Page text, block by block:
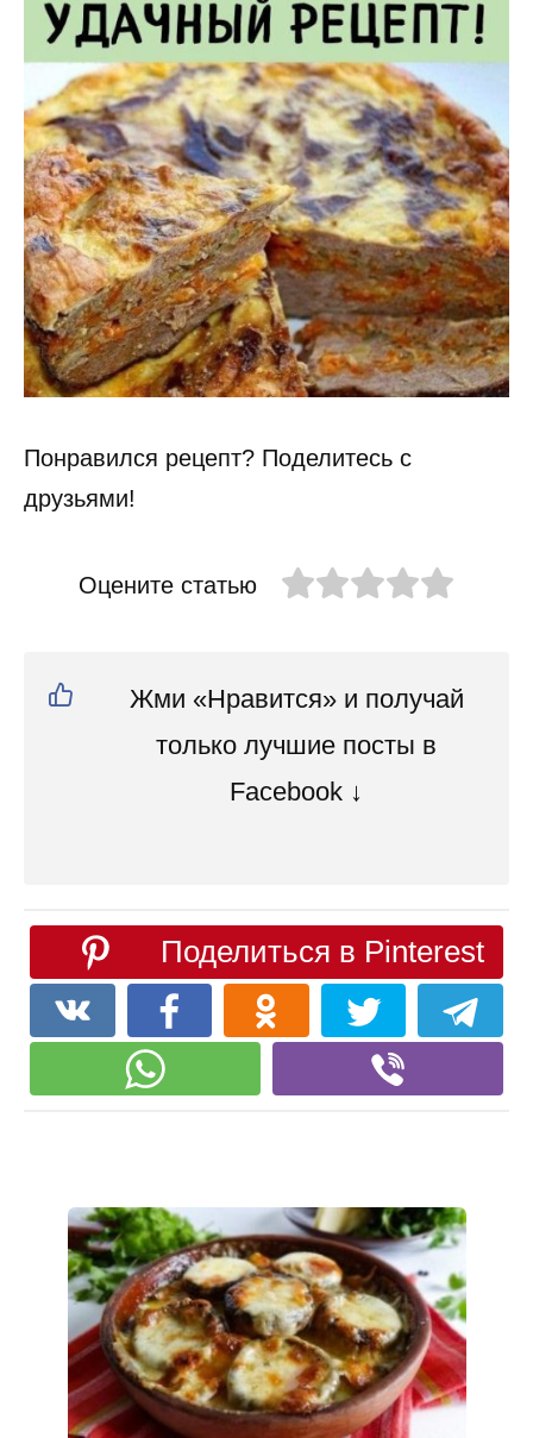
Понравился рецепт? Поделитесь с
друзьями!
Оцените статью
Жми «Нравится» и получай
только лучшие посты в
Facebook ↓
Поделиться в Pinterest